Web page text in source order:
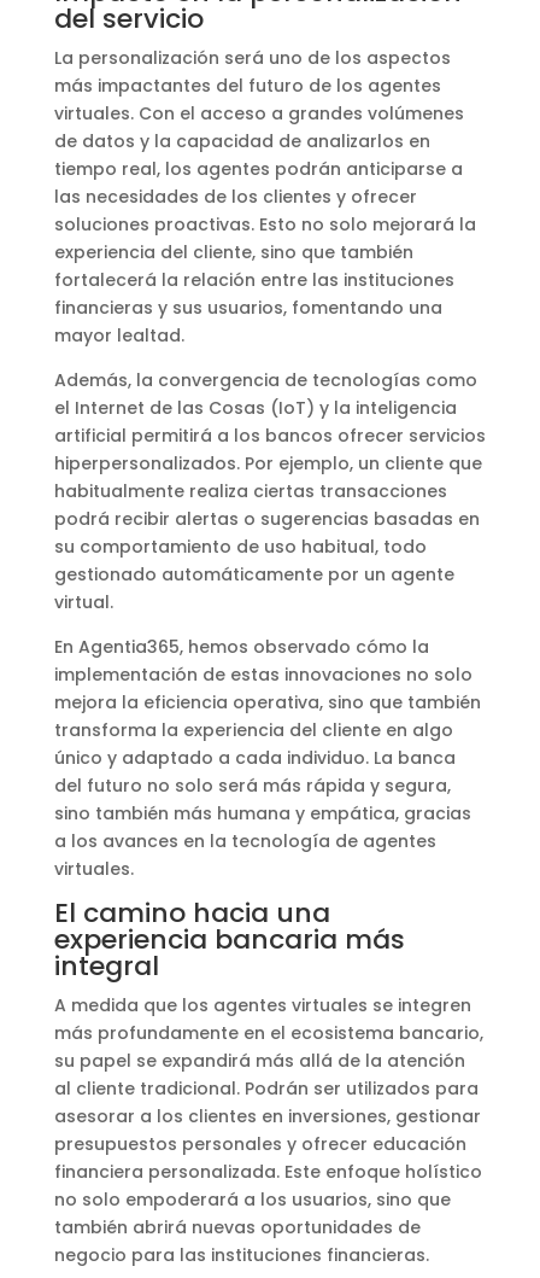
del servicio
La personalización será uno de los aspectos
más impactantes del futuro de los agentes
virtuales. Con el acceso a grandes volúmenes
de datos y la capacidad de analizarlos en
tiempo real, los agentes podrán anticiparse a
las necesidades de los clientes y ofrecer
soluciones proactivas. Esto no solo mejorará la
experiencia del cliente, sino que también
fortalecerá la relación entre las instituciones
financieras y sus usuarios, fomentando una
mayor lealtad.
Además, la convergencia de tecnologías como
el Internet de las Cosas (IoT) y la inteligencia
artificial permitirá a los bancos ofrecer servicios
hiperpersonalizados. Por ejemplo, un cliente que
habitualmente realiza ciertas transacciones
podrá recibir alertas o sugerencias basadas en
su comportamiento de uso habitual, todo
gestionado automáticamente por un agente
virtual.
En Agentia365, hemos observado cómo la
implementación de estas innovaciones no solo
mejora la eficiencia operativa, sino que también
transforma la experiencia del cliente en algo
único y adaptado a cada individuo. La banca
del futuro no solo será más rápida y segura,
sino también más humana y empática, gracias
a los avances en la tecnología de agentes
virtuales.
El camino hacia una
experiencia bancaria más
integral
A medida que los agentes virtuales se integren
más profundamente en el ecosistema bancario,
su papel se expandirá más allá de la atención
al cliente tradicional. Podrán ser utilizados para
asesorar a los clientes en inversiones, gestionar
presupuestos personales y ofrecer educación
financiera personalizada. Este enfoque holístico
no solo empoderará a los usuarios, sino que
también abrirá nuevas oportunidades de
negocio para las instituciones financieras.